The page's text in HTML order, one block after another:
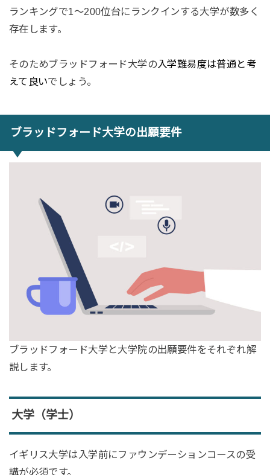
ランキングで1〜200位台にランクインする大学が数多く
存在します。
そのためブラッドフォード大学の入学難易度は普通と考
えて良いでしょう。
ブラッドフォード大学の出願要件
ブラッドフォード大学と大学院の出願要件をそれぞれ解
説します。
大学（学士）
イギリス大学は入学前にファウンデーションコースの受
講が必須です。